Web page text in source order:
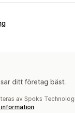
postdomäner
ditt företag bäst.
av Spoks
information